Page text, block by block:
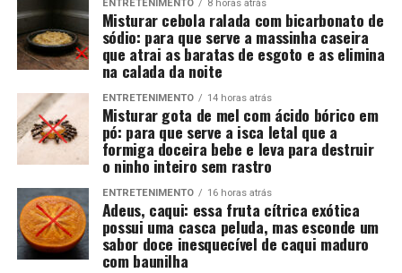
ENTRETENIMENTO 8 horas atrás
Misturar cebola ralada com bicarbonato de
sódio: para que serve a massinha caseira
que atrai as baratas de esgoto e as elimina
na calada da noite
ENTRETENIMENTO 14 horas atrás
Misturar gota de mel com ácido bórico em
pó: para que serve a isca letal que a
formiga doceira bebe e leva para destruir
o ninho inteiro sem rastro
ENTRETENIMENTO 16 horas atrás
Adeus, caqui: essa fruta cítrica exótica
possui uma casca peluda, mas esconde um
sabor doce inesquecível de caqui maduro
com baunilha